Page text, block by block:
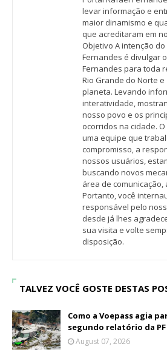
levar informação e
maior dinamismo e
que acreditaram em
Objetivo A intenção
Fernandes é divulgar
Fernandes para toda
Rio Grande do Norte
planeta. Levando
interatividade,
nosso povo e os
ocorridos na cidade.
uma equipe que
compromisso, a
nossos usuários,
buscando novos
área de
Portanto, você
responsável pelo
desde já lhes
sua visita e volte
disposição.
TALVEZ VOCÊ GOSTE DESTAS
Como a Voepass agia
segundo relatório da PF
August 07, 2026